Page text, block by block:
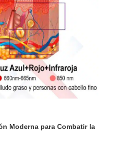
Moderna para Combatir la